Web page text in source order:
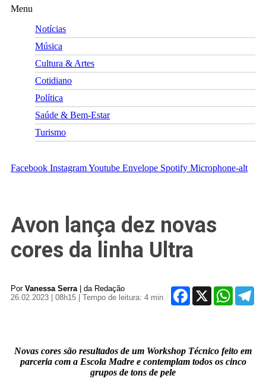
Menu
Notícias
Música
Cultura & Artes
Cotidiano
Política
Saúde & Bem-Estar
Turismo
Facebook InstagramYoutube Envelope Spotify Microphone-alt
Avon lança dez novas
cores da linha Ultra
Por Vanessa Serra| da Redação
26.02.2023 | 08h15
| Tempo de leitura: 4 min
Facebook
X
Novas cores são resultados de um Workshop Técnico feito em
parceria com a Escola Madre e contemplam todos os cinco
grupos de tons de pele